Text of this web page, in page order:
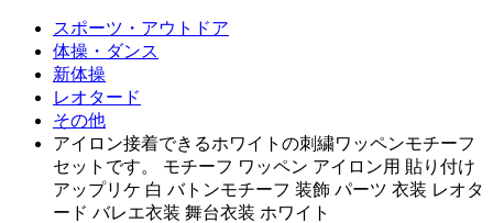
スポーツ・アウトドア
体操・ダンス
新体操
レオタード
その他
アイロン接着できるホワイトの刺繍ワッペンモチーフ
セットです。 モチーフ ワッペン アイロン用 貼り付け
アップリケ 白 バトンモチーフ 装飾 パーツ 衣装 レオタ
ード バレエ衣装 舞台衣装 ホワイト